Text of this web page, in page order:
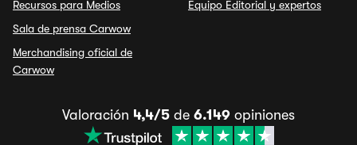
Recursos para Medios
Sala de prensa Carwow
Merchandising oficial de
Carwow
Equipo Editorial y expertos
Valoración 4,4/5 de 6.149 opiniones